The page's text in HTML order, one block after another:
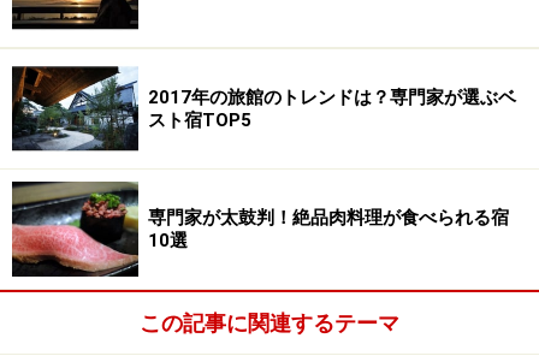
2017年の旅館のトレンドは？専門家が選ぶベ
スト宿TOP5
専門家が太鼓判！絶品肉料理が食べられる宿
10選
この記事に関連するテーマ